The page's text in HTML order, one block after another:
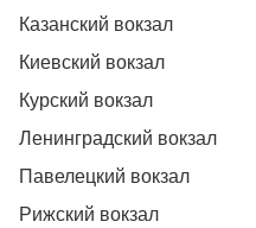
Казанский вокзал
Киевский вокзал
Курский вокзал
Ленинградский вокзал
Павелецкий вокзал
Рижский вокзал